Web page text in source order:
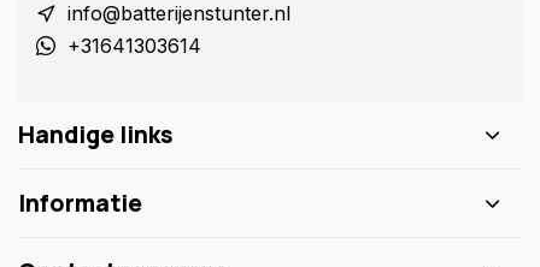
info@batterijenstunter.nl
+31641303614
Handige links
Informatie